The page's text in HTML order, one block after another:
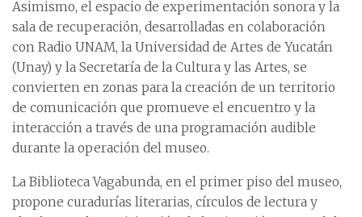
Asimismo, el espacio de experimentación sonora y la
sala de recuperación, desarrolladas en colaboración
con Radio UNAM, la Universidad de Artes de Yucatán
(Unay) y la Secretaría de la Cultura y las Artes, se
convierten en zonas para la creación de un territorio
de comunicación que promueve el encuentro y la
interacción a través de una programación audible
durante la operación del museo.
La Biblioteca Vagabunda, en el primer piso del museo,
propone curadurías literarias, círculos de lectura y